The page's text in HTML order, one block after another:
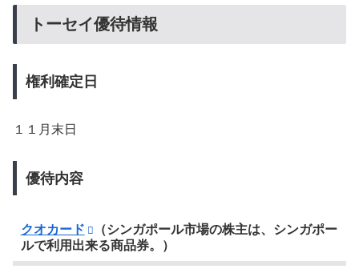
トーセイ優待情報
権利確定日
１１月末日
優待内容
クオカード
（シンガポール市場の株主は、シンガポー
ルで利用出来る商品券。）